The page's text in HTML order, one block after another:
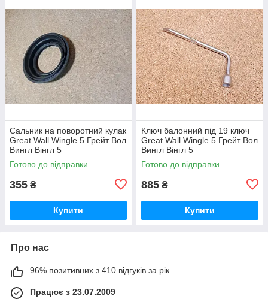
Сальник на поворотний кулак
Great Wall Wingle 5 Грейт Вол
Вингл Вінгл 5
Готово до відправки
355 ₴
Купити
Ключ балонний під 19 ключ
Great Wall Wingle 5 Грейт Вол
Вингл Вінгл 5
Готово до відправки
885 ₴
Купити
Про нас
96% позитивних з 410 відгуків за рік
Працює з 23.07.2009